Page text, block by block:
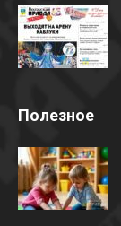
Полезное